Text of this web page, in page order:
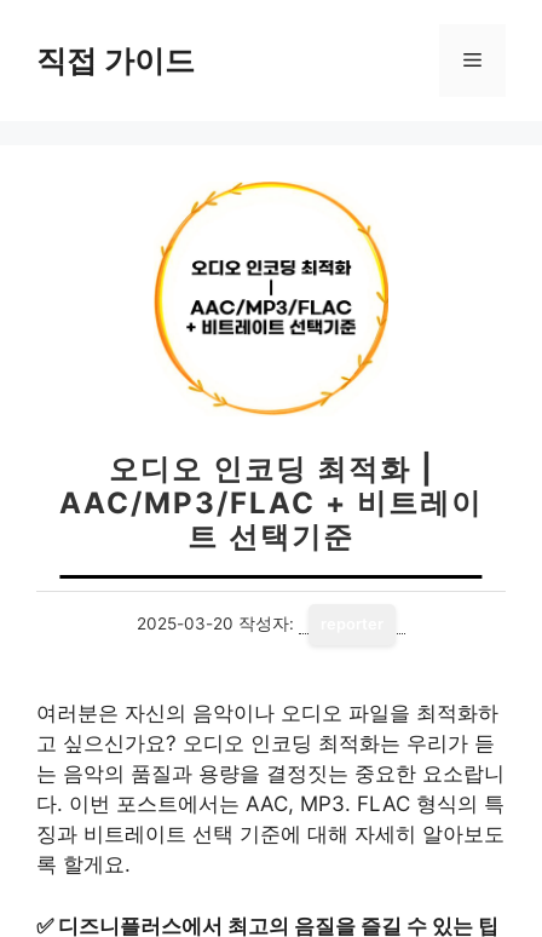
직접 가이드 메
오디오 인코딩 최적화 |
AAC/MP3/FLAC + 비트레이
트 선택기준
2025-03-20 작성자:
여러분은 자신의 음악이나 오디오 파일을 최적화하
고 싶으신가요? 오디오 인코딩 최적화는 우리가 듣
는 음악의 품질과 용량을 결정짓는 중요한 요소랍니
다. 이번 포스트에서는 AAC, MP3. FLAC 형식의 특
징과 비트레이트 선택 기준에 대해 자세히 알아보도
록 할게요.
✅ 디즈니플러스에서 최고의 음질을 즐길 수 있는 팁